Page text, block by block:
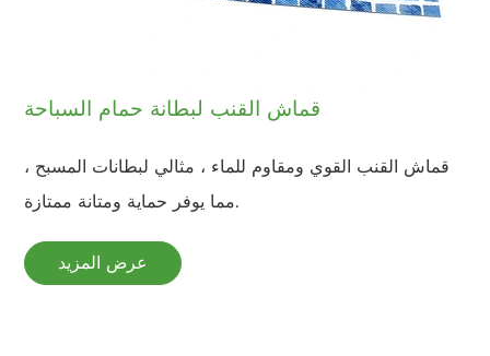
قماش القنب لبطانة حمام السباحة
قماش القنب القوي ومقاوم للماء ، مثالي لبطانات المسبح ،
مما يوفر حماية ومتانة ممتازة.
عرض المزيد